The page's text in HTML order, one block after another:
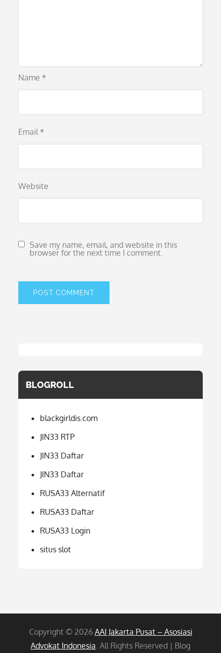
Name *
Email *
Website
Save my name, email, and website in this
browser for the next time I comment.
BLOGROLL
blackgirldis.com
JIN33 RTP
JIN33 Daftar
JIN33 Daftar
RUSA33 Alternatif
RUSA33 Daftar
RUSA33 Login
situs slot
Copyright © 2026 AAI Jakarta Pusat – Asosiasi
Advokat Indonesia. All Rights Reserved | Blog